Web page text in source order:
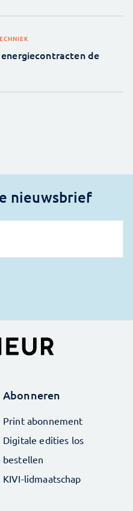
de
nieuwsbrief
Abonneren
Print abonnement
Digitale edities los
bestellen
KIVI-lidmaatschap